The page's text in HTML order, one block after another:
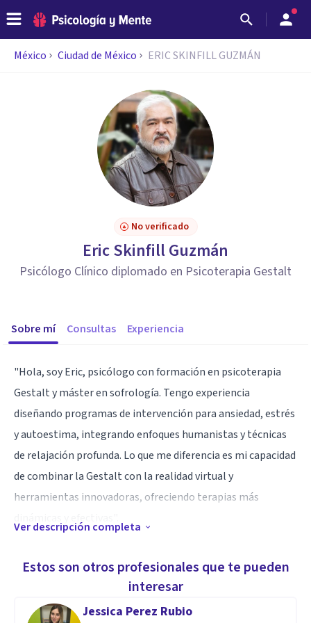
México Ciudad de México ERIC SKINFILL GUZMÁN
No verificado
Eric Skinfill Guzmán
Psicólogo Clínico diplomado en Psicoterapia Gestalt
Sobre mí Consultas Experiencia
"Hola, soy Eric, psicólogo con formación en psicoterapia
Gestalt y máster en sofrología. Tengo experiencia
diseñando programas de intervención para ansiedad, estrés
y autoestima, integrando enfoques humanistas y técnicas
de relajación profunda. Lo que me diferencia es mi capacidad
de combinar la Gestalt con la realidad virtual y
herramientas innovadoras, ofreciendo terapias más
Cuento con formación sólida en Psicoterapia Gestalt y
relajación, visualización y consciencia corporal para
Ver descripción completa
Estos son otros profesionales que te pueden
interesar
Jessica Perez Rubio